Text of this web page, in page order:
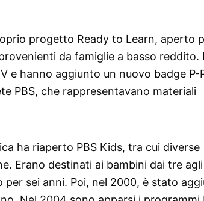
progetto Ready to Learn, aperto
da famiglie a basso reddito.
e hanno aggiunto un nuovo badge P-
PBS, che rappresentavano materiali
ha riaperto PBS Kids, tra cui diverse
Erano destinati ai bambini dai tre
sei anni. Poi, nel 2000, è stato